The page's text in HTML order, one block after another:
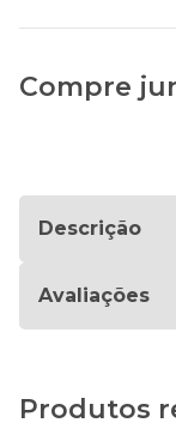
Compre
Descrição
Avaliações
Produtos